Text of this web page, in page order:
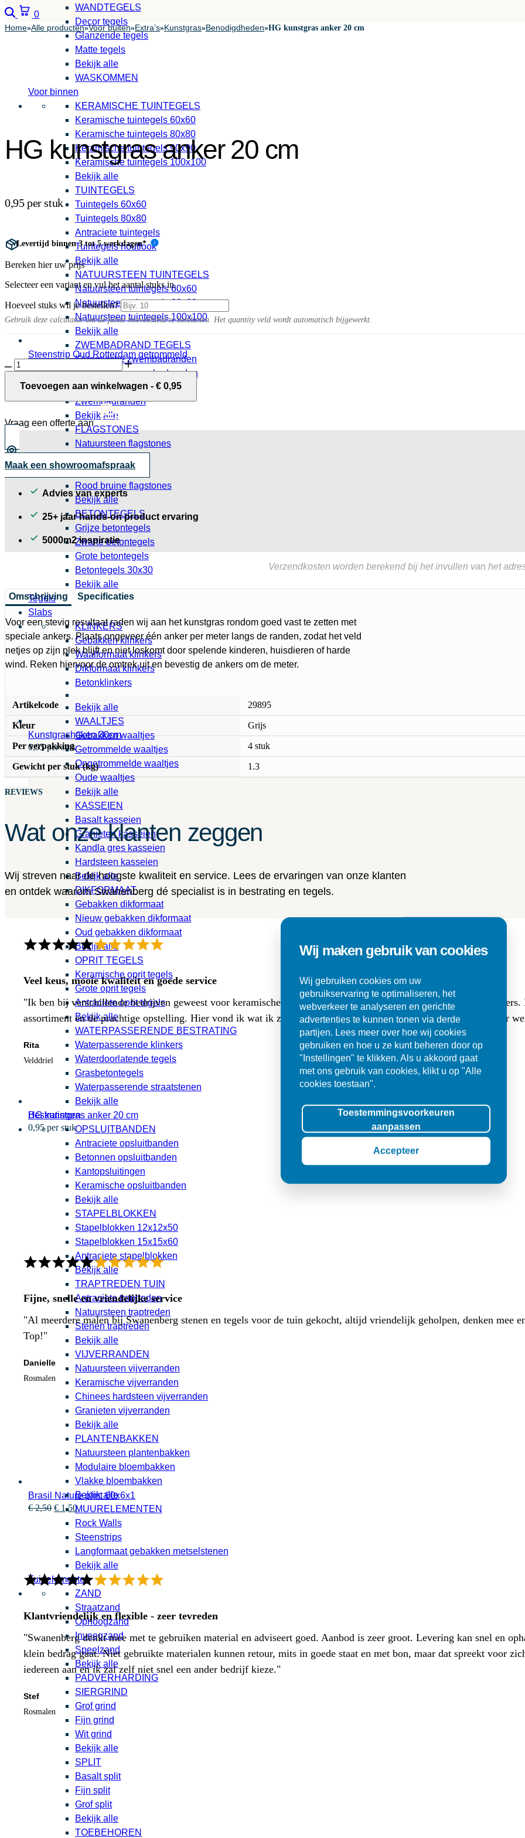
Steenstrip Oud Rotterdam getrommeld
Kunstgrashaken 30cm
0,95 per stuk
HG kunstgras anker 20 cm
0,95 per stuk
Brasil Nature plint 60x6x1
€2,50 Oorspronkelijke
was:
€ 2,50.
€ 1,50Huidige
prijs
is:
€ 1,50.
WANDTEGELS
Decor tegels
Glanzende tegels
Matte tegels
Bekijk alle
WASKOMMEN
Voor binnen
KERAMISCHE TUINTEGELS
Keramische tuintegels 60x60
Keramische tuintegels 80x80
Keramische tuintegels 90x90
Keramische tuintegels 100x100
Bekijk alle
TUINTEGELS
Tuintegels 60x60
Tuintegels 80x80
Antraciete tuintegels
Tuintegels houtlook
Bekijk alle
NATUURSTEEN TUINTEGELS
Natuursteen tuintegels 60x60
Natuursteen tuintegels 80x80
Natuursteen tuintegels 100x100
Bekijk alle
ZWEMBADRAND TEGELS
Keramische zwembadranden
Natuursteen zwembadranden
Granieten zwembadranden
Zwembadranden
Bekijk alle
FLAGSTONES
Natuursteen flagstones
Beige flagstones
Rood bruine flagstones
Bekijk alle
BETONTEGELS
Grijze betontegels
Zwarte betontegels
Grote betontegels
Betontegels 30x30
Bekijk alle
Tegels
Slabs
KLINKERS
Gebakken klinkers
Waalformaat klinkers
Dikformaat klinkers
Betonklinkers
Bekijk alle
WAALTJES
Gebakken waaltjes
Getrommelde waaltjes
Ongetrommelde waaltjes
Oude waaltjes
Bekijk alle
KASSEIEN
Basalt kasseien
Granieten kasseien
Kandla gres kasseien
Hardsteen kasseien
Bekijk alle
DIKFORMAAT
Gebakken dikformaat
Nieuw gebakken dikformaat
Oud gebakken dikformaat
Bekijk alle
OPRIT TEGELS
Keramische oprit tegels
Grote oprit tegels
Antraciete oprit tegels
Bekijk alle
WATERPASSERENDE BESTRATING
Waterpasserende klinkers
Waterdoorlatende tegels
Grasbetontegels
Waterpasserende straatstenen
Bekijk alle
Bestratingen
OPSLUITBANDEN
Antraciete opsluitbanden
Betonnen opsluitbanden
Kantopsluitingen
Keramische opsluitbanden
Bekijk alle
STAPELBLOKKEN
Stapelblokken 12x12x50
Stapelblokken 15x15x60
Antraciete stapelblokken
Bekijk alle
TRAPTREDEN TUIN
Antraciete traptreden
Natuursteen traptreden
Stenen traptreden
Bekijk alle
VIJVERRANDEN
Natuursteen vijverranden
Keramische vijverranden
Chinees hardsteen vijverranden
Granieten vijverranden
Bekijk alle
PLANTENBAKKEN
Natuursteen plantenbakken
Modulaire bloembakken
Vlakke bloembakken
Bekijk alle
MUURELEMENTEN
Rock Walls
Steenstrips
Langformaat gebakken metselstenen
Bekijk alle
Tuinelementen
ZAND
Straatzand
Ophoogzand
Inveegzand
Speelzand
Bekijk alle
PADVERHARDING
SIERGRIND
Grof grind
Fijn grind
Wit grind
Bekijk alle
SPLIT
Basalt split
Fijn split
Grof split
Bekijk alle
TOEBEHOREN
Zoeken
0 Winkelwagen
Home»Alle producten»Voor buiten»Extra’s»Kunstgras»Benodigdheden»HG kunstgras anker 20 cm
HG kunstgras anker 20 cm
0,95 per stuk
Levertijd binnen 3 tot 5 werkdagen* i
Bereken hier uw prijs
Selecteer een variant en vul het aantal stuks in.
Hoeveel stuks wil je bestellen?
Gebruik deze calculator om de juiste hoeveelheid te berekenen. Het quantity veld wordt automatisch bijgewerkt.
HG
kunstgras
anker
Toevoegen aan winkelwagen - € 0,95
Vraag een offerte aan
Maak een showroomafspraak
Advies van experts
25+ jaar hands-on product ervaring
5000m2 inspiratie
Verzendkosten worden berekend bij het invullen van het
Omschrijving Specificaties
Voor een stevig resultaat raden wij aan het kunstgras rondom goed vast te zetten met
speciale ankers. Plaats ongeveer één anker per meter langs de randen, zodat het veld
netjes op zijn plek blijft en niet loskomt door spelende kinderen, huisdieren of harde
wind. Reken hiervoor de omtrek uit en bevestig de ankers om de meter.
Artikelcode 29895
Kleur Grijs
Per verpakking 4 stuk
Gewicht per stuk (kg) 1.3
REVIEWS
Wat onze klanten zeggen
Wij streven naar de hoogste kwaliteit en service. Lees de ervaringen van onze klanten
en ontdek waarom Swanenberg dé specialist is in bestrating en tegels.
Veel keus, mooie kwaliteit en goede service
"Ik ben bij verschillende bedrijven geweest voor keramische buitentegels (3 cm dik, 80x80) en (luxe lange)
assortiment en de prachtige opstelling. Hier vond ik wat ik zocht. Ik werd er met veel geduld goed geholpen en er
Rita
Velddriel
Fijne, snelle en vriendelijke service
"Al meerdere malen bij Swanenberg stenen en tegels voor de tuin gekocht, altijd vriendelijk geholpen, denken mee
Top!"
Danielle
Rosmalen
Klantvriendelijk en flexible - zeer tevreden
"Swanenberg denkt mee met te gebruiken material en adviseert goed. Aanbod is zeer groot. Levering kan snel en
klein bedrag gaat. Niet gebruikte materialen kunnen retour, mits in goede staat en met bon, maar dat spreekt voor
iedereen aan en ik zal zelf niet snel een ander bedrijf kieze."
Stef
Rosmalen
Wij maken gebruik van cookies
Wij gebruiken cookies om uw
gebruikservaring te optimaliseren, het
webverkeer te analyseren en gerichte
advertenties te kunnen tonen via derde
partijen. Lees meer over hoe wij cookies
gebruiken en hoe u ze kunt beheren door op
"Instellingen" te klikken. Als u akkoord gaat
met ons gebruik van cookies, klikt u op "Alle
cookies toestaan".
Toestemmingsvoorkeuren
aanpassen
Accepteer